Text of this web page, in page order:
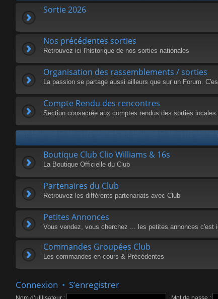
Sortie 2026
Nos précédentes sorties
Retrouvez ici l'historique de nos sorties nationales
Organisation des rassemblements / sorties
La passion se partage aussi ailleurs que sur un Forum.
Compte Rendu des rencontres
Section consacrée aux comptes rendus des sorties locales
Boutique Club Clio Williams & 16s
La Boutique Officielle du Club
Partenaires du Club
Retrouvez les différents partenariats avec Club
Petites Annonces
Vous vendez, vous cherchez ... les petites annonces c'est
Commandes Groupées Club
Les commandes en cours & Précédentes
Connexion • S’enregistrer